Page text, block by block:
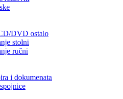
DVD ostalo
stolni
ručni
i dokumenata